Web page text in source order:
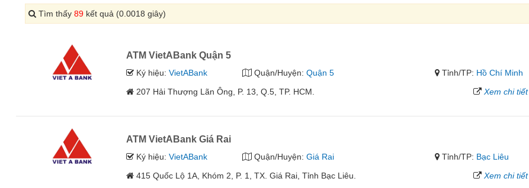
Tìm thấy 89 kết quả (0.0018 giây)
ATM VietABank Quận 5
Ký hiệu:VietABank Quận/Huyện: Quận 5 Tỉnh/TP: Hồ Chí Minh
207 Hải Thượng Lãn Ông, P. 13, Q.5, TP. HCM.
Xem chi tiết
ATM VietABank Giá Rai
Ký hiệu:VietABank Quận/Huyện: Giá Rai Tỉnh/TP: Bạc Liêu
415 Quốc Lộ 1A, Khóm 2, P. 1, TX. Giá Rai, Tỉnh Bạc Liêu.
Xem chi tiết